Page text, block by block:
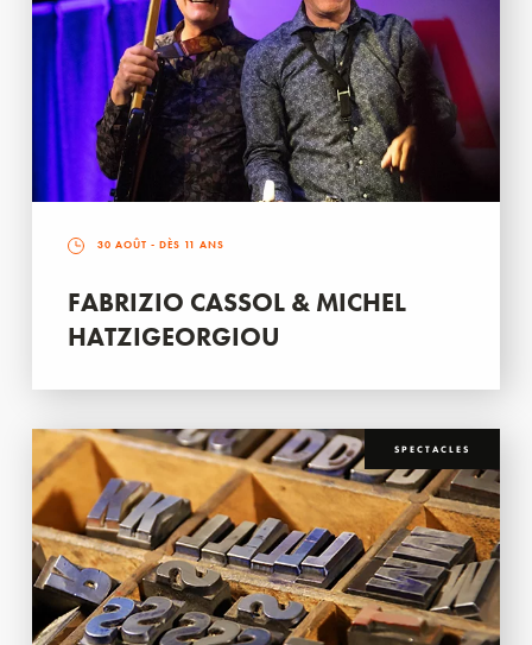
30 AOÛT - DÈS 11 ANS
FABRIZIO CASSOL & MICHEL
HATZIGEORGIOU
SPECTACLES